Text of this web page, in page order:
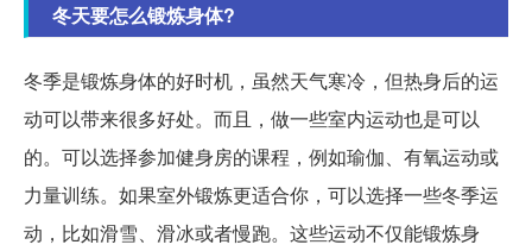
冬天要怎么锻炼身体?
冬季是锻炼身体的好时机，虽然天气寒冷，但热身后的运
动可以带来很多好处。而且，做一些室内运动也是可以
的。可以选择参加健身房的课程，例如瑜伽、有氧运动或
力量训练。如果室外锻炼更适合你，可以选择一些冬季运
动，比如滑雪、滑冰或者慢跑。这些运动不仅能锻炼身